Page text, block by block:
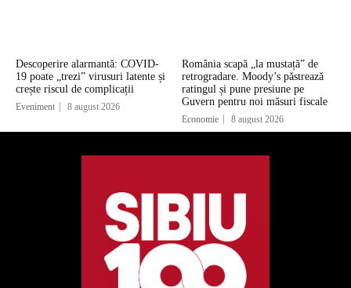
Descoperire alarmantă: COVID-
19 poate „trezi” virusuri latente și
crește riscul de complicații
Eveniment 8 august 2026
România scapă „la mustață” de
retrogradare. Moody’s păstrează
ratingul și pune presiune pe
Guvern pentru noi măsuri fiscale
Economie 8 august 2026